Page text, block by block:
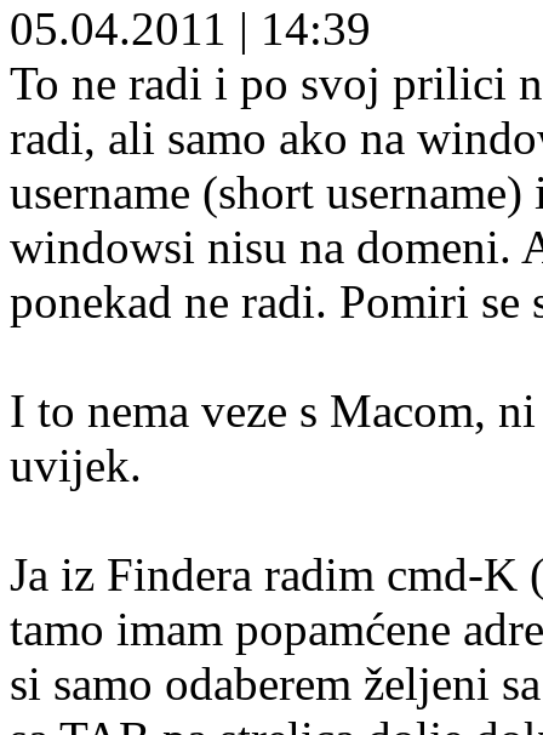
05.04.2011 | 14:39
To ne radi i po svoj prilici
radi, ali samo ako na
username (short
windowsi nisu na domeni.
ponekad ne radi. Pomiri se
I to nema veze s Macom,
uvijek.
Ja iz Findera radim cmd-K
tamo imam popamćene
si samo odaberem željeni